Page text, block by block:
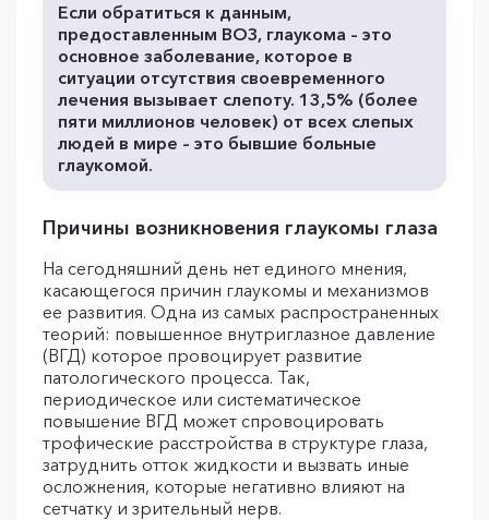
Если обратиться к данным,
предоставленным ВОЗ, глаукома – это
основное заболевание, которое в
ситуации отсутствия своевременного
лечения вызывает слепоту. 13,5% (более
пяти миллионов человек) от всех слепых
людей в мире – это бывшие больные
глаукомой.
Причины возникновения глаукомы глаза
На сегодняшний день нет единого мнения,
касающегося причин глаукомы и механизмов
ее развития. Одна из самых распространенных
теорий: повышенное внутриглазное давление
(ВГД) которое провоцирует развитие
патологического процесса. Так,
периодическое или систематическое
повышение ВГД может спровоцировать
трофические расстройства в структуре глаза,
затруднить отток жидкости и вызвать иные
осложнения, которые негативно влияют на
сетчатку и зрительный нерв.